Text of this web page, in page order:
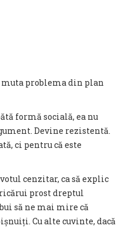
muta problema din plan
formă socială, ea nu
Devine rezistentă.
ci pentru că este
cenzitar, ca să explic
prost dreptul
să ne mai mire că
Cu alte cuvinte, dacă